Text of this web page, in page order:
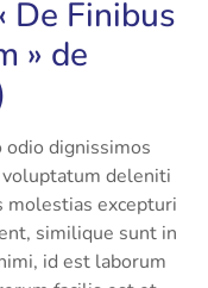
De Finibus
» de
odio dignissimos
deleniti
molestias excepturi
similique sunt in
id est laborum